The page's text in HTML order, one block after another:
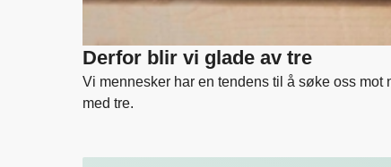
Derfor blir vi glade av tre
Vi mennesker har en tendens til å søke oss
med tre.